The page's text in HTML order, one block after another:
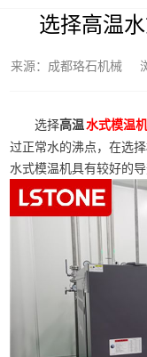
选择高温
来源：成都珞石机械
选择高温 水式模温
过正常水的沸点，在选
水式模温机具有较好的导